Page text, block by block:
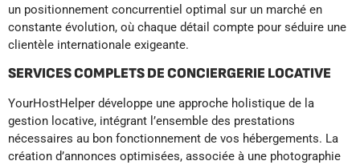
un positionnement concurrentiel optimal sur un marché en
constante évolution, où chaque détail compte pour séduire une
clientèle internationale exigeante.
SERVICES COMPLETS DE CONCIERGERIE LOCATIVE
YourHostHelper développe une approche holistique de la
gestion locative, intégrant l’ensemble des prestations
nécessaires au bon fonctionnement de vos hébergements. La
création d’annonces optimisées, associée à une photographie